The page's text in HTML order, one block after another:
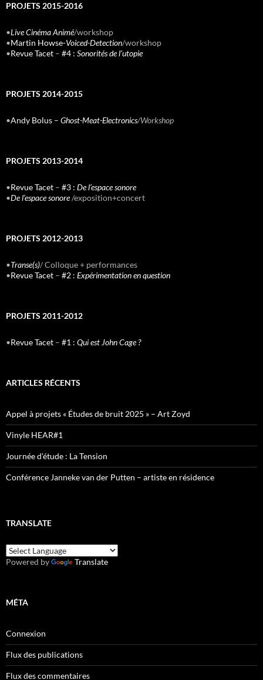
PROJETS 2015-2016
•Live Cinéma Animé/workshop
•Martin Howse-Voiced-Detection/workshop
•Revue Tacet – #4 : Sonorités de l’utopie
PROJETS 2014-2015
•Andy Bolus – Ghost-Meat-Electronics/Workshop
PROJETS 2013-2014
•Revue Tacet – #3 : De l’espace sonore
•De l’espace sonore/exposition+concert
PROJETS 2012-2013
•Transe(s)/ Colloque + performances
•Revue Tacet – #2 : Expérimentation en question
PROJETS 2011-2012
•Revue Tacet – #1 : Qui est John Cage ?
ARTICLES RÉCENTS
Appel à projets « Études de bruit 2025 » – Art Zoyd
Vinyle HEAR#1
Journée d’étude : La Tension
Conférence Janneke van der Putten – artiste en résidence
TRANSLATE
Powered by Translate
MÉTA
Connexion
Flux des publications
Flux des commentaires